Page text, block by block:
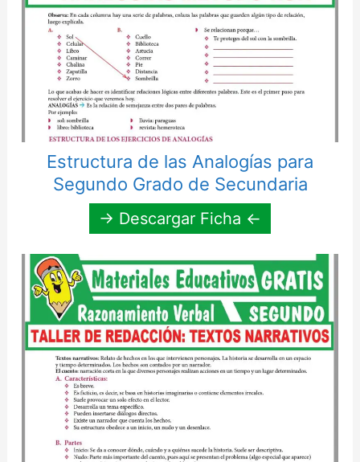
Estructura de las Analogías para
Segundo Grado de Secundaria
→ Descargar Ficha ←